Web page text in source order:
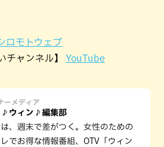
ロモトウェブ
チャンネル】 YouTube
ーメディア
♪ウィン♪編集部
、週末で差がつく。女性のための
でお得な情報番組、OTV「ウィン